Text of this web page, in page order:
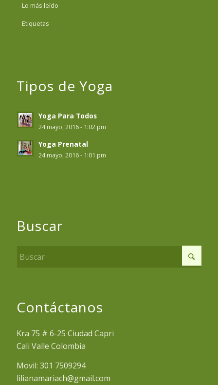
Lo más leído
Etiquetas
Tipos de Yoga
Yoga Para Todos
24 mayo, 2016 - 1:02 pm
Yoga Prenatal
24 mayo, 2016 - 1:01 pm
Buscar
Contáctanos
Kra 75 # 6-25 Ciudad Capri
Cali Valle Colombia
Movil: 301 7509294
lilianamariach@gmail.com